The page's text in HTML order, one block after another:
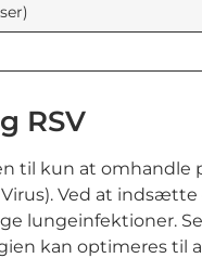
RSV
til kun at omhandle
Ved at
lungeinfektioner.
kan optimeres til